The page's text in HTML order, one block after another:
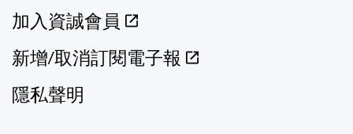
加入資誠會員
新增/取消訂閱電子報
隱私聲明